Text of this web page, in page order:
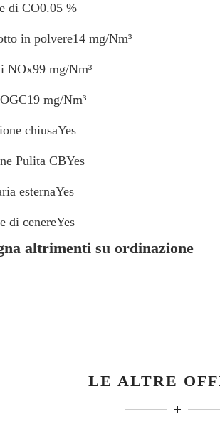
di CO0.05 %
in polvere14 mg/Nm³
NOx99 mg/Nm³
mg/Nm³
chiusaYes
Pulita CBYes
esternaYes
di cenereYes
altrimenti su ordinazione
LE ALTRE